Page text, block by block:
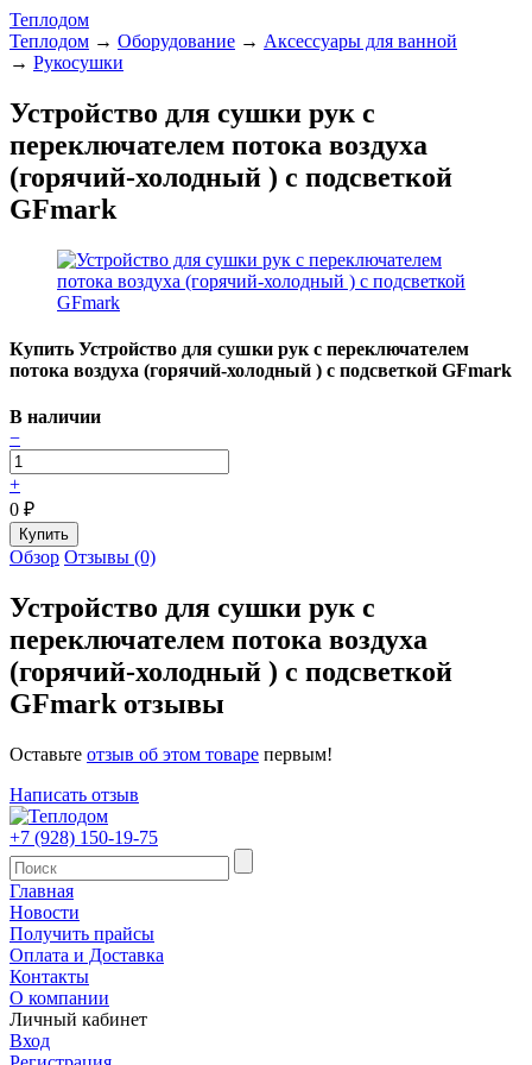
Теплодом
Теплодом → Оборудование → Аксессуары для ванной
→ Рукосушки
Устройство для сушки рук с
переключателем потока воздуха
(горячий-холодный ) с подсветкой
GFmark
Купить Устройство для сушки рук с переключателем
потока воздуха (горячий-холодный ) с подсветкой GFmark
В наличии
−
+
0 ₽
Обзор Отзывы (0)
Устройство для сушки рук с
переключателем потока воздуха
(горячий-холодный ) с подсветкой
GFmark отзывы
Оставьте отзыв об этом товаре первым!
Написать отзыв
+7 (928) 150-19-75
Главная
Новости
Получить прайсы
Оплата и Доставка
Контакты
О компании
Личный кабинет
Вход